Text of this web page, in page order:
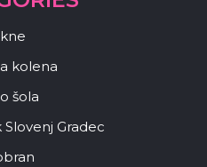
kolena
šola
Gradec